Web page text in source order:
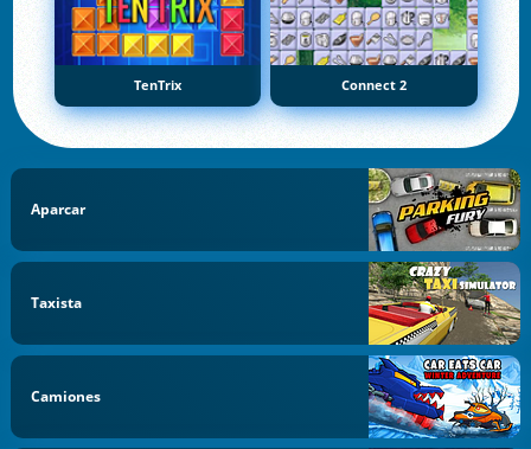
TenTrix Connect 2
Aparcar
Taxista
Camiones